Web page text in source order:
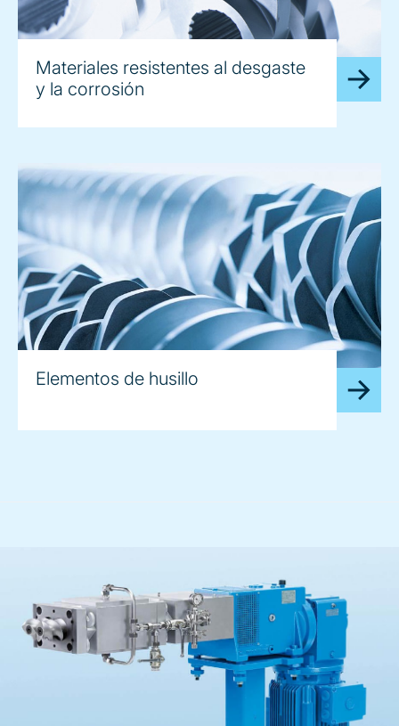
Materiales resistentes al desgaste
y la corrosión
Elementos de husillo